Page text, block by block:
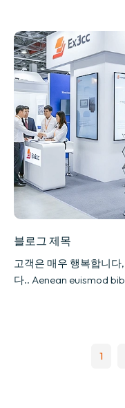
블로그 제목
고객은 매우 행복합니
다.. Aenean euismod
1